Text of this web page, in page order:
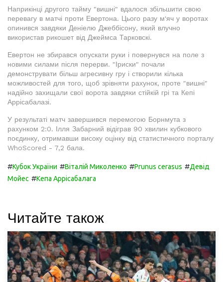
Наприкінці другого тайму "вишні" вдалося збільшити свою
перевагу в матчі проти Евертона. Цього разу м'яч у воротах
опинився завдяки Деніелю Джеббісону, який влучно
використав рикошет від Джеймса Тарковскі.
Евертон не збирався опускати руки і повернувся на поле з
новими силами після перерви. "Іриски" почали
демонструвати більш агресивну гру і створили кілька
можливостей для того, щоб зрівняти рахунок, проте "вишні"
надійно захищали свої ворота завдяки стійкій грі та Кепі
Аррісабалазі.
У результаті матч завершився перемогою Борнмута з
рахунком 2:0. Ілля Забарний відіграв 90 хвилин кубкового
поєдинку, отримавши високу оцінку від статистичного порталу
WhoScored - 7,2 бала.
#Кубок України #Віталій Миколенко #Prunus cerasus #Девід
Мойес #Кепа Аррісабалага
Читайте також